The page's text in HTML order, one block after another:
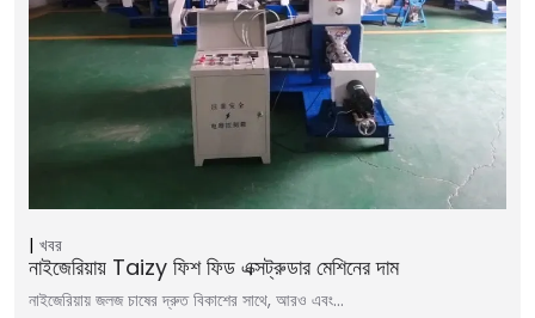
খবর
নাইজেরিয়ায় Taizy ফিশ ফিড এক্সট্রুডার মেশিনের দাম
নাইজেরিয়ায় জলজ চাষের দ্রুত বিকাশের সাথে, আরও এবং…